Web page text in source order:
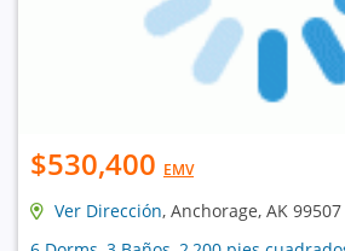
$530,400 EMV
Ver Dirección, Anchorage, AK 99507